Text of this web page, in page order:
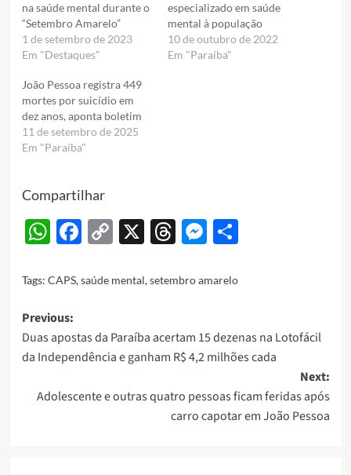
na saúde mental durante o
“Setembro Amarelo”
1 de setembro de 2023
Em "Destaques"
especializado em saúde
mental à população
10 de outubro de 2022
Em "Paraíba"
João Pessoa registra 449
mortes por suicídio em
dez anos, aponta boletim
11 de setembro de 2025
Em "Paraíba"
Compartilhar
WhatsApp
Facebook
Copy
X Threads
Messenger
Share
Tags: CAPS,saúde mental,setembro amarelo
Post
navigation
Previous:
Duas apostas da Paraíba acertam 15 dezenas na Lotofácil
da Independência e ganham R$ 4,2 milhões cada
Next:
Adolescente e outras quatro pessoas ficam feridas após
carro capotar em João Pessoa